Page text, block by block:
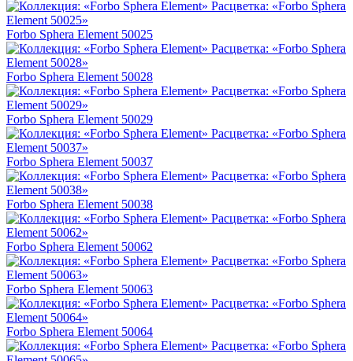
Forbo Sphera Element 50025
Forbo Sphera Element 50028
Forbo Sphera Element 50029
Forbo Sphera Element 50037
Forbo Sphera Element 50038
Forbo Sphera Element 50062
Forbo Sphera Element 50063
Forbo Sphera Element 50064